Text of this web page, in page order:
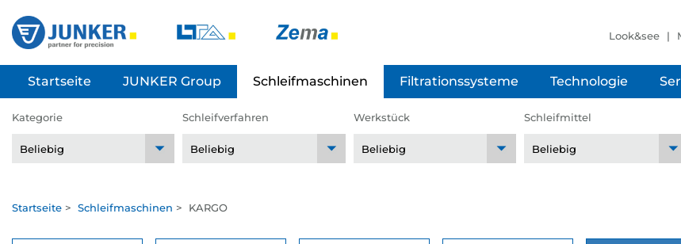
Look&see
Startseite JUNKER Group Schleifmaschinen Filtrationssysteme Technologie
Kategorie Schleifverfahren Werkstück Schleifmittel
Startseite > Schleifmaschinen > KARGO